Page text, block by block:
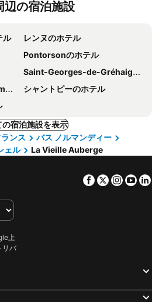
の宿泊施設
ル
レンヌのホテル
Pontorsonのホテル
Saint-Georges-de-Gréhaigneのホテル
シャントピーのホテル
宿泊施設を表示
ンス
バス ノルマンディー
ェル La Vieille Auberge
Facebook
Twitter
上
リバ